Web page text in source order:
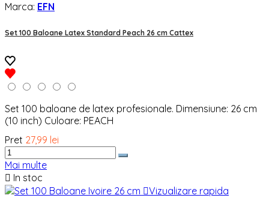
Marca: EFN
Set 100 Baloane Latex Standard Peach 26 cm Cattex
Set 100 baloane de latex profesionale. Dimensiune: 26 cm
(10 inch) Culoare: PEACH
Pret 27,99 lei
Mai multe
 In stoc
Vizualizare rapida